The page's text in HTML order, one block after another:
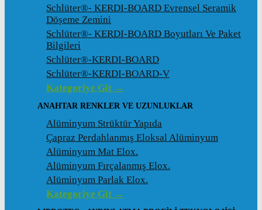
Schlüter®- KERDI-BOARD Evrensel Seramik
Döșeme Zemini
Schlüter®- KERDI-BOARD Boyutları Ve Paket
Bilgileri
Schlüter®-KERDI-BOARD
Schlüter®-KERDI-BOARD-V
Kategoriye Git →
ANAHTAR RENKLER VE UZUNLUKLAR
Alüminyum Strüktür Yapıda
Çapraz Perdahlanmış Eloksal Alüminyum
Alüminyum Mat Elox.
Alüminyum Fırçalanmış Elox.
Alüminyum Parlak Elox.
Kategoriye Git →